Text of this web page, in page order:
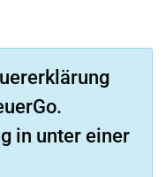
in unter einer